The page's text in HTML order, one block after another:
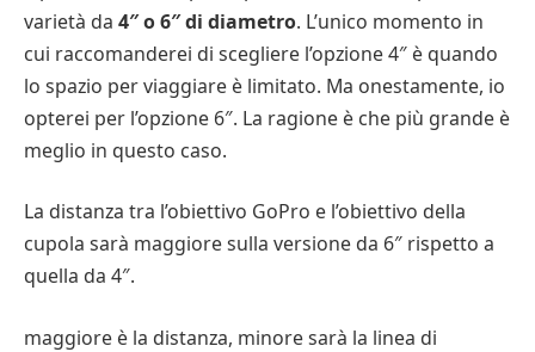
varietà da 4″ o 6″ di diametro. L’unico momento in
cui raccomanderei di scegliere l’opzione 4″ è quando
lo spazio per viaggiare è limitato. Ma onestamente, io
opterei per l’opzione 6″. La ragione è che più grande è
meglio in questo caso.
La distanza tra l’obiettivo GoPro e l’obiettivo della
cupola sarà maggiore sulla versione da 6″ rispetto a
quella da 4″.
maggiore è la distanza, minore sarà la linea di